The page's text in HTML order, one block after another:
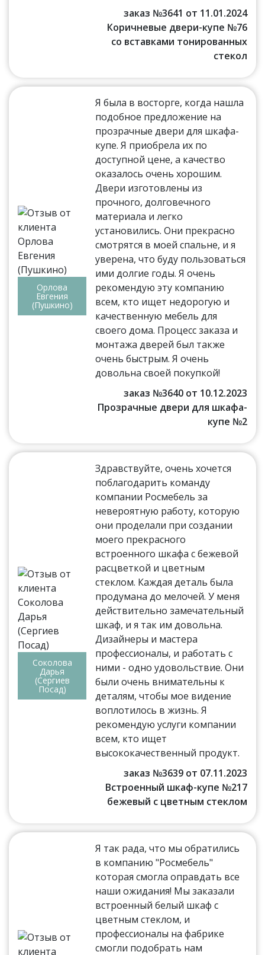
заказ №3641 от 11.01.2024
Коричневые двери-купе №76
со вставками тонированных
стекол
Орлова
Евгения
(Пушкино)
Я была в восторге, когда нашла
подобное предложение на
прозрачные двери для шкафа-
купе. Я приобрела их по
доступной цене, а качество
оказалось очень хорошим.
Двери изготовлены из
прочного, долговечного
материала и легко
установились. Они прекрасно
смотрятся в моей спальне, и я
уверена, что буду пользоваться
ими долгие годы. Я очень
рекомендую эту компанию
всем, кто ищет недорогую и
качественную мебель для
своего дома. Процесс заказа и
монтажа дверей был также
очень быстрым. Я очень
довольна своей покупкой!
заказ №3640 от 10.12.2023
Прозрачные двери для шкафа-
купе №2
Соколова
Дарья
(Сергиев
Посад)
Здравствуйте, очень хочется
поблагодарить команду
компании Росмебель за
невероятную работу, которую
они проделали при создании
моего прекрасного
встроенного шкафа с бежевой
расцветкой и цветным
стеклом. Каждая деталь была
продумана до мелочей. У меня
действительно замечательный
шкаф, и я так им довольна.
Дизайнеры и мастера
профессионалы, и работать с
ними - одно удовольствие. Они
были очень внимательны к
деталям, чтобы мое видение
воплотилось в жизнь. Я
рекомендую услуги компании
всем, кто ищет
высококачественный продукт.
заказ №3639 от 07.11.2023
Встроенный шкаф-купе №217
бежевый с цветным стеклом
Я так рада, что мы обратились
в компанию "Росмебель"
которая смогла оправдать все
наши ожидания! Мы заказали
встроенный белый шкаф с
цветным стеклом, и
профессионалы на фабрике
смогли подобрать нам